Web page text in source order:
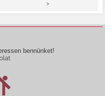
>
bennünket!